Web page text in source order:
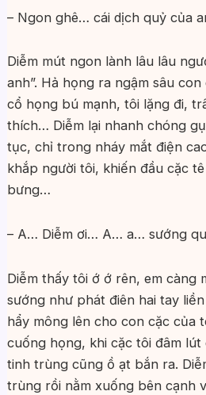
– Ngon ghê… cái dịch quỷ của
Diễm mút ngon lành lâu lâu
anh”. Hả họng ra ngậm sâu
cổ họng bú mạnh, tôi lặng đi,
thích… Diễm lại nhanh chóng
tục, chỉ trong nháy mắt điện
khắp người tôi, khiến đầu cặc
bưng…
– A… Diễm ơi… A… a… sướng
Diễm thấy tôi ớ ớ rên, em càng
sướng như phát điên hai tay
hẩy mông lên cho con cặc của
cuống họng, khi cặc tôi đâm
tinh trùng cũng ồ ạt bắn ra.
trùng rồi nằm xuống bên cạnh